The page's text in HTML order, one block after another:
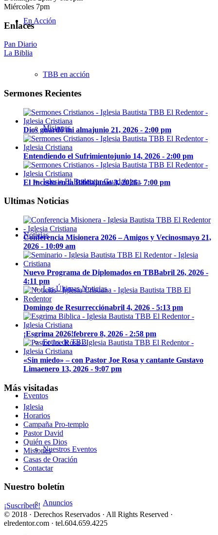
En Acción
TBB en acción
Misiones
Iglesia El Redentor Guadalajara
Noticias
Las Últimas Noticias
Fotos de TBB
Eventos
Nuestros Eventos
Anuncios
Miércoles 7pm
Enlaces
Pan Diario
La Biblia
Sermones Recientes
Dios guardó mi almajunio 21, 2026 - 2:00 pm
Entendiendo el Sufrimientojunio 14, 2026 - 2:00 pm
El Incesto en la Bibliajunio 3, 2026 - 7:00 pm
Ultimas Noticias
Conferencia Misionera 2026 – Amigos y Vecinosmayo 21,
2026 - 10:09 am
Nuevo Programa de Diplomados en TBBabril 26, 2026 -
4:11 pm
Domingo de Resurrecciónabril 4, 2026 - 5:13 pm
¡Esgrima 2026!febrero 8, 2026 - 2:58 pm
«Sin miedo» – con Pastor Joe Rosa y cantante Gustavo
Limaenero 13, 2026 - 9:07 pm
Más visitadas
Iglesia
Horarios
Campaña Pro-templo
Pastor David
Quién es Dios
Misiones
Casas de Oración
Contactar
Nuestro boletín
¡Suscríbete!
© 2018 · Derechos Reservados · All Rights Reserved ·
elredentor.com · tel.604.659.4225